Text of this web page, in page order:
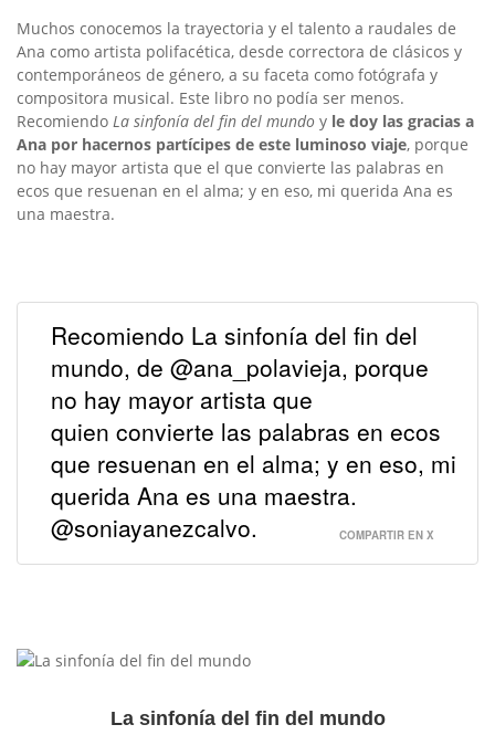
Muchos conocemos la trayectoria y el talento a raudales de
Ana como artista polifacética, desde correctora de clásicos y
contemporáneos de género, a su faceta como fotógrafa y
compositora musical. Este libro no podía ser menos.
Recomiendo La sinfonía del fin del mundo y le doy las gracias a
Ana por hacernos partícipes de este luminoso viaje, porque
no hay mayor artista que el que convierte las palabras en
ecos que resuenan en el alma; y en eso, mi querida Ana es
una maestra.
Recomiendo La sinfonía del fin del
mundo, de @ana_polavieja, porque
no hay mayor artista que
quien convierte las palabras en ecos
que resuenan en el alma; y en eso, mi
querida Ana es una maestra.
@soniayanezcalvo.
COMPARTIR EN X
La sinfonía del fin del mundo